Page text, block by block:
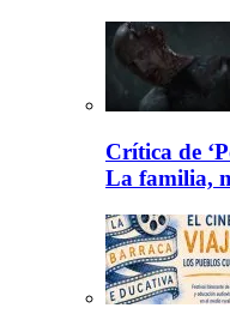
Crítica de
La familia,